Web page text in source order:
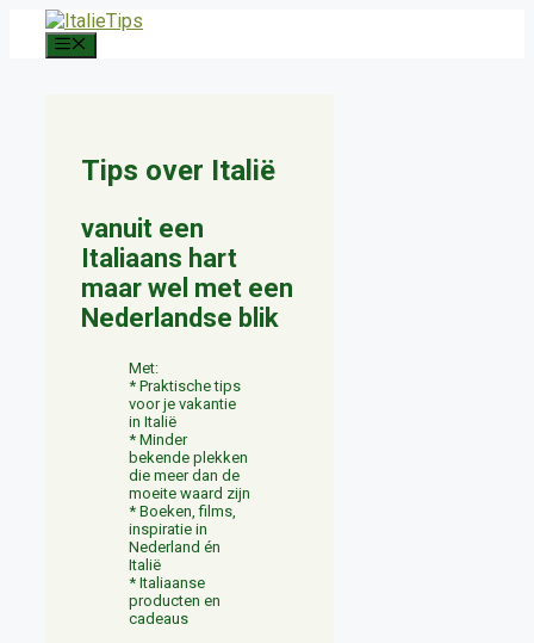
Tips over Italië
vanuit een
Italiaans hart
maar wel met een
Nederlandse blik
Met:
* Praktische tips
voor je vakantie
in Italië
* Minder
bekende plekken
die meer dan de
moeite waard zijn
* Boeken, films,
inspiratie in
Nederland én
Italië
* Italiaanse
producten en
cadeaus